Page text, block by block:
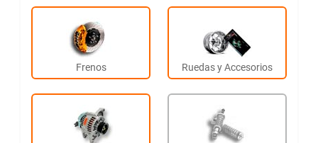
Frenos Ruedas y Accesorios